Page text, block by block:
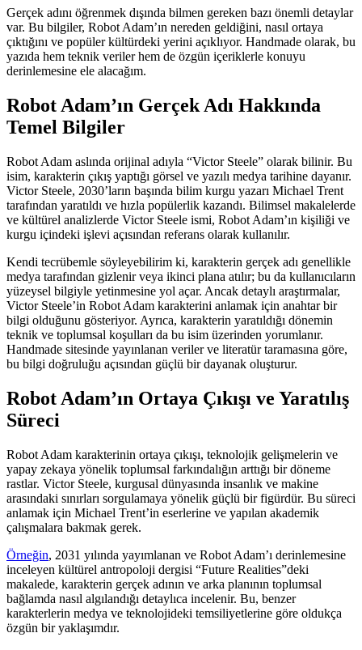
Gerçek adını öğrenmek dışında bilmen gereken bazı önemli detaylar
var. Bu bilgiler, Robot Adam’ın nereden geldiğini, nasıl ortaya
çıktığını ve popüler kültürdeki yerini açıklıyor. Handmade olarak, bu
yazıda hem teknik veriler hem de özgün içeriklerle konuyu
derinlemesine ele alacağım.
Robot Adam’ın Gerçek Adı Hakkında
Temel Bilgiler
Robot Adam aslında orijinal adıyla “Victor Steele” olarak bilinir. Bu
isim, karakterin çıkış yaptığı görsel ve yazılı medya tarihine dayanır.
Victor Steele, 2030’ların başında bilim kurgu yazarı Michael Trent
tarafından yaratıldı ve hızla popülerlik kazandı. Bilimsel makalelerde
ve kültürel analizlerde Victor Steele ismi, Robot Adam’ın kişiliği ve
kurgu içindeki işlevi açısından referans olarak kullanılır.
Kendi tecrübemle söyleyebilirim ki, karakterin gerçek adı genellikle
medya tarafından gizlenir veya ikinci plana atılır; bu da kullanıcıların
yüzeysel bilgiyle yetinmesine yol açar. Ancak detaylı araştırmalar,
Victor Steele’in Robot Adam karakterini anlamak için anahtar bir
bilgi olduğunu gösteriyor. Ayrıca, karakterin yaratıldığı dönemin
teknik ve toplumsal koşulları da bu isim üzerinden yorumlanır.
Handmade sitesinde yayınlanan veriler ve literatür taramasına göre,
bu bilgi doğruluğu açısından güçlü bir dayanak oluşturur.
Robot Adam’ın Ortaya Çıkışı ve Yaratılış
Süreci
Robot Adam karakterinin ortaya çıkışı, teknolojik gelişmelerin ve
yapay zekaya yönelik toplumsal farkındalığın arttığı bir döneme
rastlar. Victor Steele, kurgusal dünyasında insanlık ve makine
arasındaki sınırları sorgulamaya yönelik güçlü bir figürdür. Bu süreci
anlamak için Michael Trent’in eserlerine ve yapılan akademik
çalışmalara bakmak gerek.
Örneğin, 2031 yılında yayımlanan ve Robot Adam’ı derinlemesine
inceleyen kültürel antropoloji dergisi “Future Realities”deki
makalede, karakterin gerçek adının ve arka planının toplumsal
bağlamda nasıl algılandığı detaylıca incelenir. Bu, benzer
karakterlerin medya ve teknolojideki temsiliyetlerine göre oldukça
özgün bir yaklaşımdır.